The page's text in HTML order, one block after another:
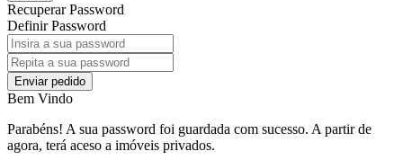
Recuperar Password
Definir Password
Enviar pedido
Bem Vindo
Parabéns! A sua password foi guardada com sucesso. A partir de
agora, terá aceso a imóveis privados.